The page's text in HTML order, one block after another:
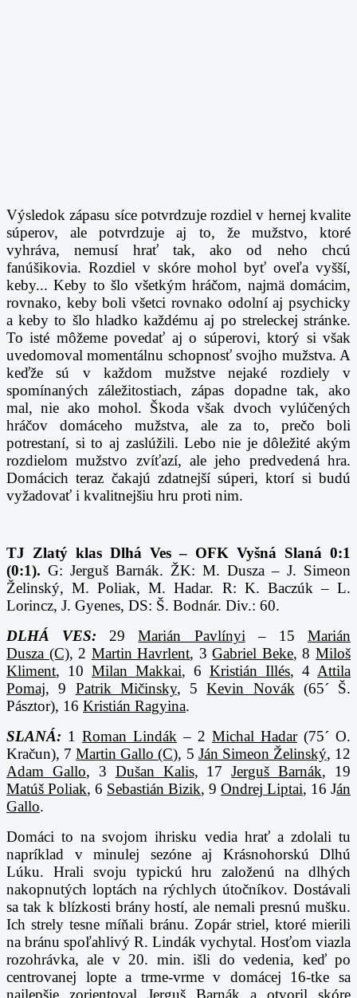
Výsledok zápasu síce potvrdzuje rozdiel v hernej kvalite
súperov, ale potvrdzuje aj to, že mužstvo, ktoré
vyhráva, nemusí hrať tak, ako od neho chcú
fanúšikovia. Rozdiel v skóre mohol byť oveľa vyšší,
keby... Keby to šlo všetkým hráčom, najmä domácim,
rovnako, keby boli všetci rovnako odolní aj psychicky
a keby to šlo hladko každému aj po streleckej stránke.
To isté môžeme povedať aj o súperovi, ktorý si však
uvedomoval momentálnu schopnosť svojho mužstva. A
keďže sú v každom mužstve nejaké rozdiely v
spomínaných záležitostiach, zápas dopadne tak, ako
mal, nie ako mohol. Škoda však dvoch vylúčených
hráčov domáceho mužstva, ale za to, prečo boli
potrestaní, si to aj zaslúžili. Lebo nie je dôležité akým
rozdielom mužstvo zvíťazí, ale jeho predvedená hra.
Domácich teraz čakajú zdatnejší súperi, ktorí si budú
vyžadovať i kvalitnejšiu hru proti nim.
TJ Zlatý klas Dlhá Ves – OFK Vyšná Slaná 0:1
(0:1). G: Jerguš Barnák. ŽK: M. Dusza – J. Simeon
Želinský, M. Poliak, M. Hadar. R: K. Baczúk – L.
Lorincz, J. Gyenes, DS: Š. Bodnár. Div.: 60.
DLHÁ VES: 29Marián Pavlínyi – 15Marián
Dusza (C), 2 Martin Havrlent, 3Gabriel Beke, 8Miloš
Kliment, 10 Milan Makkai, 6 Kristián Illés, 4 Attila
Pomaj, 9 Patrik Mičinsky, 5Kevin Novák (65´ Š.
Pásztor), 16 Kristián Ragyina.
SLANÁ: 1 Roman Lindák – 2 Michal Hadar(75´ O.
Kračun), 7Martin Gallo (C), 5 Ján Simeon Želinský, 12
Adam Gallo, 3 Dušan Kalis, 17Jerguš Barnák, 19
Matúš Poliak, 6 Sebastián Bizik, 9 Ondrej Liptai, 16 Ján
Gallo.
Domáci to na svojom ihrisku vedia hrať a zdolali tu
napríklad v minulej sezóne aj Krásnohorskú Dlhú
Lúku. Hrali svoju typickú hru založenú na dlhých
nakopnutých loptách na rýchlych útočníkov. Dostávali
sa tak k blízkosti brány hostí, ale nemali presnú mušku.
Ich strely tesne míňali bránu. Zopár striel, ktoré mierili
na bránu spoľahlivý R. Lindák vychytal. Hosťom viazla
rozohrávka, ale v 20. min. išli do vedenia, keď po
centrovanej lopte a trme-vrme v domácej 16-tke sa
najlepšie zorientoval Jerguš Barnák a otvoril skóre